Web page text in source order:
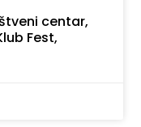
centar,
Fest,